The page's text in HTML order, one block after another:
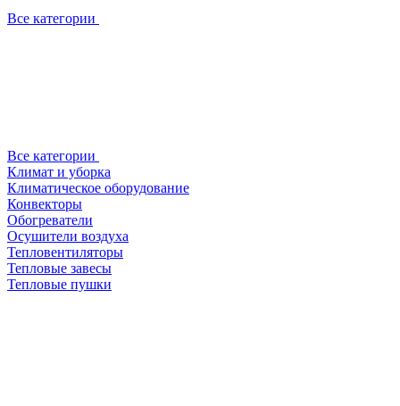
Все категории
Все категории
Климат и уборка
Климатическое оборудование
Конвекторы
Обогреватели
Осушители воздуха
Тепловентиляторы
Тепловые завесы
Тепловые пушки